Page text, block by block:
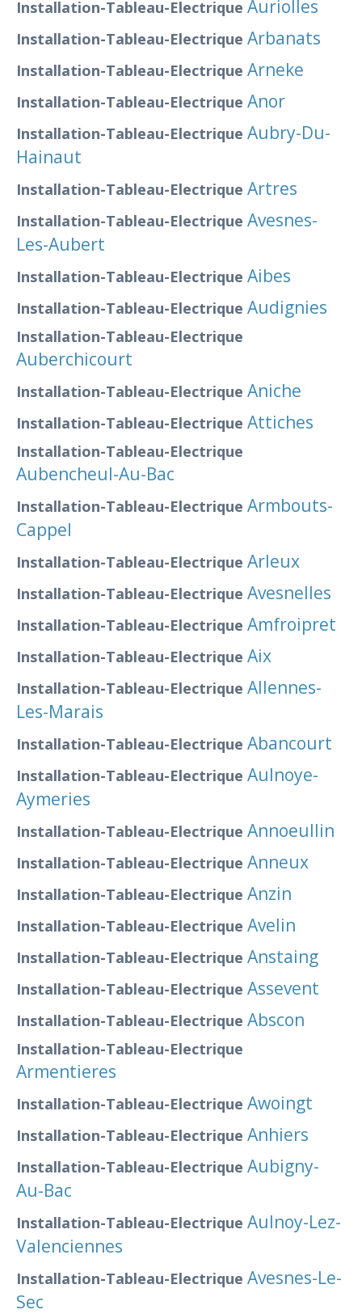
Installation-Tableau-Electrique Auriolles
Installation-Tableau-Electrique Arbanats
Installation-Tableau-Electrique Arneke
Installation-Tableau-Electrique Anor
Installation-Tableau-Electrique Aubry-Du-
Hainaut
Installation-Tableau-Electrique Artres
Installation-Tableau-Electrique Avesnes-
Les-Aubert
Installation-Tableau-Electrique Aibes
Installation-Tableau-Electrique Audignies
Installation-Tableau-Electrique
Auberchicourt
Installation-Tableau-Electrique Aniche
Installation-Tableau-Electrique Attiches
Installation-Tableau-Electrique
Aubencheul-Au-Bac
Installation-Tableau-Electrique Armbouts-
Cappel
Installation-Tableau-Electrique Arleux
Installation-Tableau-Electrique Avesnelles
Installation-Tableau-Electrique Amfroipret
Installation-Tableau-Electrique Aix
Installation-Tableau-Electrique Allennes-
Les-Marais
Installation-Tableau-Electrique Abancourt
Installation-Tableau-Electrique Aulnoye-
Aymeries
Installation-Tableau-Electrique Annoeullin
Installation-Tableau-Electrique Anneux
Installation-Tableau-Electrique Anzin
Installation-Tableau-Electrique Avelin
Installation-Tableau-Electrique Anstaing
Installation-Tableau-Electrique Assevent
Installation-Tableau-Electrique Abscon
Installation-Tableau-Electrique
Armentieres
Installation-Tableau-Electrique Awoingt
Installation-Tableau-Electrique Anhiers
Installation-Tableau-Electrique Aubigny-
Au-Bac
Installation-Tableau-Electrique Aulnoy-Lez-
Valenciennes
Installation-Tableau-Electrique Avesnes-Le-
Sec